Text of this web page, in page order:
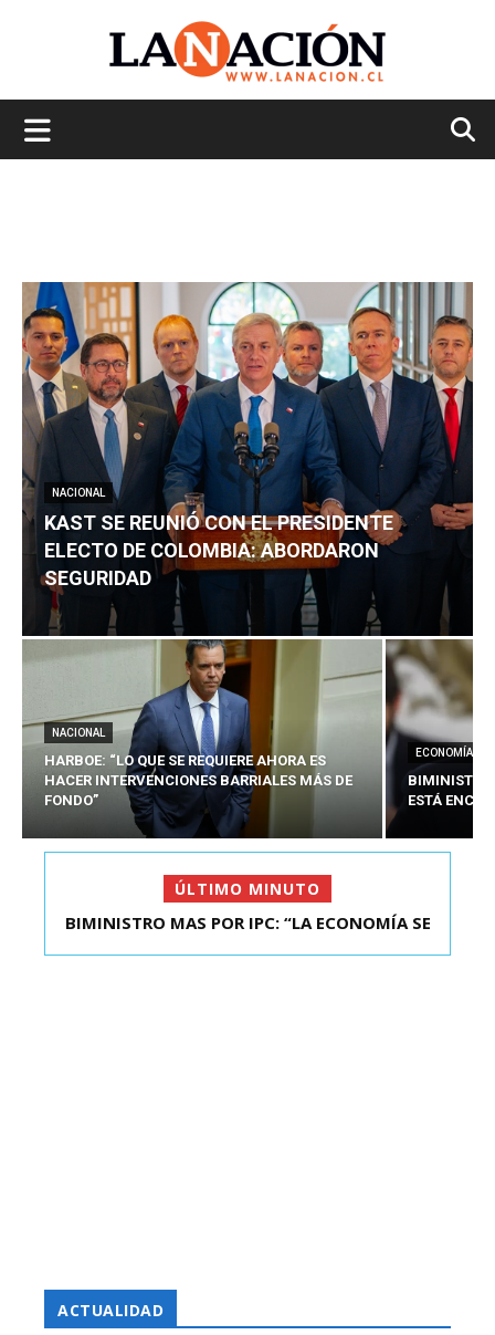
NACIONAL
KAST SE REUNIÓ CON EL PRESIDENTE
ELECTO DE COLOMBIA: ABORDARON
SEGURIDAD
NACIONAL
HARBOE: “LO QUE SE REQUIERE AHORA ES
HACER INTERVENCIONES BARRIALES MÁS DE
FONDO”
ECONOMÍA
BIMINISTRO
ESTÁ
ÚLTIMO MINUTO
KAST SE REUNIÓ CON EL PRESIDENTE ELECTO DE
BIMINISTRO MAS POR IPC: “LA ECONOMÍA SE
ACTUALIDAD